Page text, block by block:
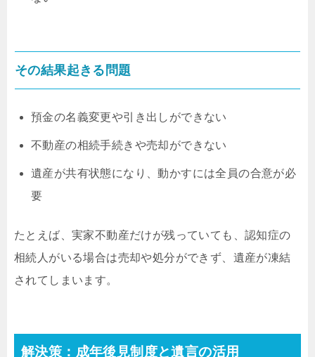
その結果起きる問題
預金の名義変更や引き出しができない
不動産の相続手続きや売却ができない
遺産が共有状態になり、動かすには全員の合意が必
要
たとえば、実家不動産だけが残っていても、認知症の
相続人がいる場合は売却や処分ができず、遺産が凍結
されてしまいます。
解決策：成年後見制度と遺言の活用